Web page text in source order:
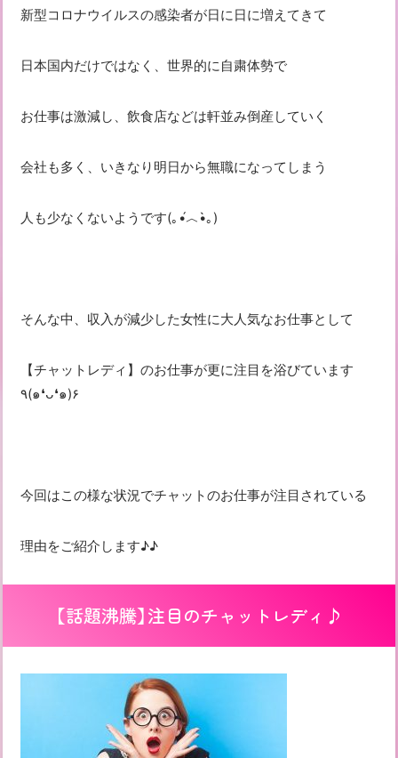
新型コロナウイルスの感染者が日に日に増えてきて
日本国内だけではなく、世界的に自粛体勢で
お仕事は激減し、飲食店などは軒並み倒産していく
会社も多く、いきなり明日から無職になってしまう
人も少なくないようです(｡•́︿•̀｡)
そんな中、収入が減少した女性に大人気なお仕事として
【チャットレディ】のお仕事が更に注目を浴びています
٩(๑❛ᴗ❛๑)۶
今回はこの様な状況でチャットのお仕事が注目されている
理由をご紹介します♪♪
【話題沸騰】注目のチャットレディ♪